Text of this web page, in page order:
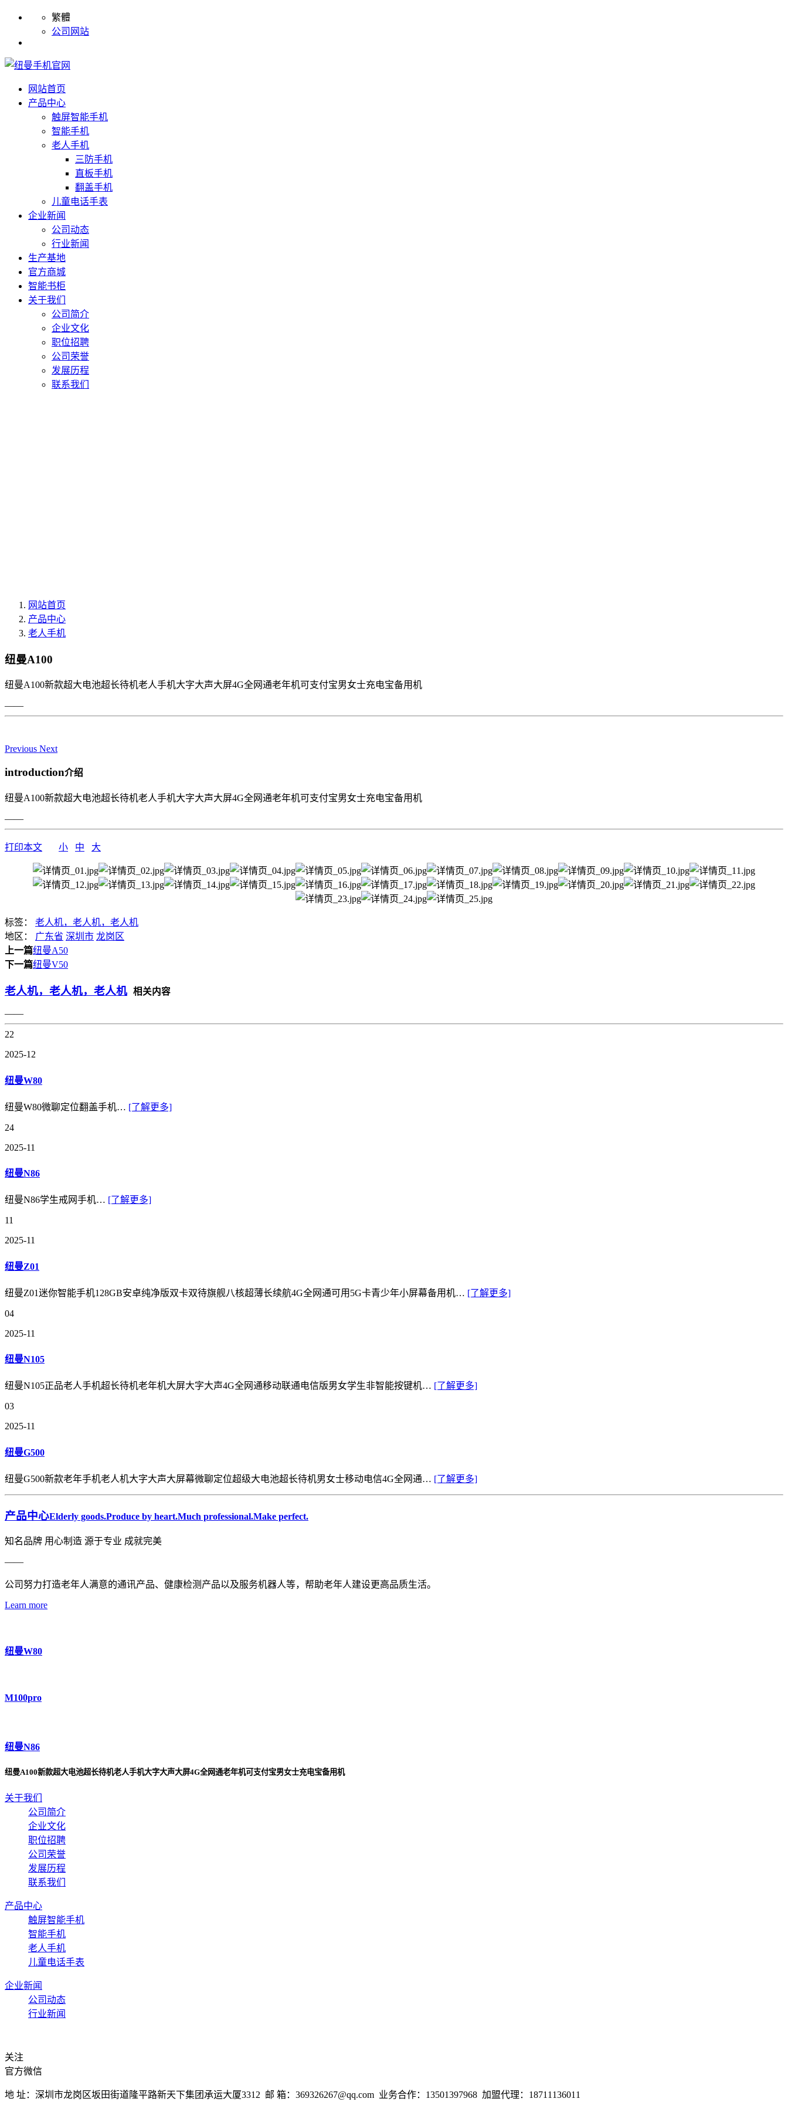
繁體
公司网站
网站首页
产品中心
触屏智能手机
智能手机
老人手机
三防手机
直板手机
翻盖手机
儿童电话手表
企业新闻
公司动态
行业新闻
生产基地
官方商城
智能书柜
关于我们
公司简介
企业文化
职位招聘
公司荣誉
发展历程
联系我们
网站首页
产品中心
老人手机
纽曼A100
纽曼A100新款超大电池超长待机老人手机大字大声大屏4G全网通老年机可支付宝男女士充电宝备用机
——
Previous Next
introduction介绍
纽曼A100新款超大电池超长待机老人手机大字大声大屏4G全网通老年机可支付宝男女士充电宝备用机
——
打印本文 小 中 大
标签： 老人机，老人机，老人机
地区： 广东省 深圳市 龙岗区
上一篇纽曼A50
下一篇纽曼V50
老人机，老人机，老人机 相关内容
——
22
2025-12
纽曼W80
纽曼W80微聊定位翻盖手机… [了解更多]
24
2025-11
纽曼N86
纽曼N86学生戒网手机… [了解更多]
11
2025-11
纽曼Z01
纽曼Z01迷你智能手机128GB安卓纯净版双卡双待旗舰八核超薄长续航4G全网通可用5G卡青少年小屏幕备用机… [了解更多]
04
2025-11
纽曼N105
纽曼N105正品老人手机超长待机老年机大屏大字大声4G全网通移动联通电信版男女学生非智能按键机… [了解更多]
03
2025-11
纽曼G500
纽曼G500新款老年手机老人机大字大声大屏幕微聊定位超级大电池超长待机男女士移动电信4G全网通… [了解更多]
产品中心Elderly goods.Produce by heart.Much professional.Make perfect.
知名品牌 用心制造 源于专业 成就完美
——
公司努力打造老年人满意的通讯产品、健康检测产品以及服务机器人等，帮助老年人建设更高品质生活。
Learn more
纽曼W80
M100pro
纽曼N86
关于我们
公司简介
企业文化
职位招聘
公司荣誉
发展历程
联系我们
产品中心
触屏智能手机
智能手机
老人手机
儿童电话手表
企业新闻
公司动态
行业新闻
关注